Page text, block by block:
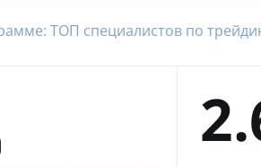
ТОП специалистов по